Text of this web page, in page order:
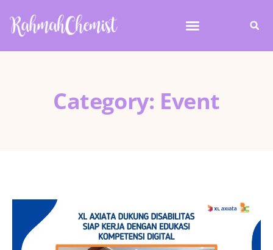
Category: Event